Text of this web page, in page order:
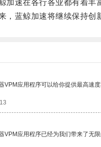
速在各行各业都有着丰富
蓝鲸加速将继续保持创新
VPM应用程序可以给你提供最高速
VPM应用程序已经为我们带来了无限